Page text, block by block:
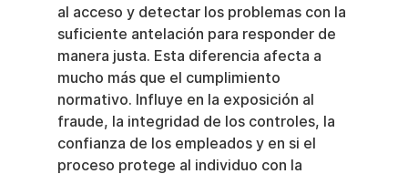
al acceso y detectar los problemas con la
suficiente antelación para responder de
manera justa. Esta diferencia afecta a
mucho más que el cumplimiento
normativo. Influye en la exposición al
fraude, la integridad de los controles, la
confianza de los empleados y en si el
proceso protege al individuo con la